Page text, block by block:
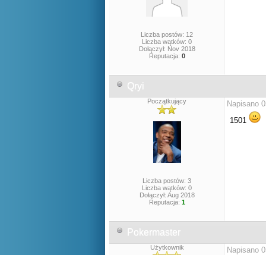
Liczba postów: 12
Liczba wątków: 0
Dołączył: Nov 2018
Reputacja: 0
Qryi
Początkujący
Liczba postów: 3
Liczba wątków: 0
Dołączył: Aug 2018
Reputacja: 1
Napisano
1501
Pokermaster
Użytkownik
Napisano